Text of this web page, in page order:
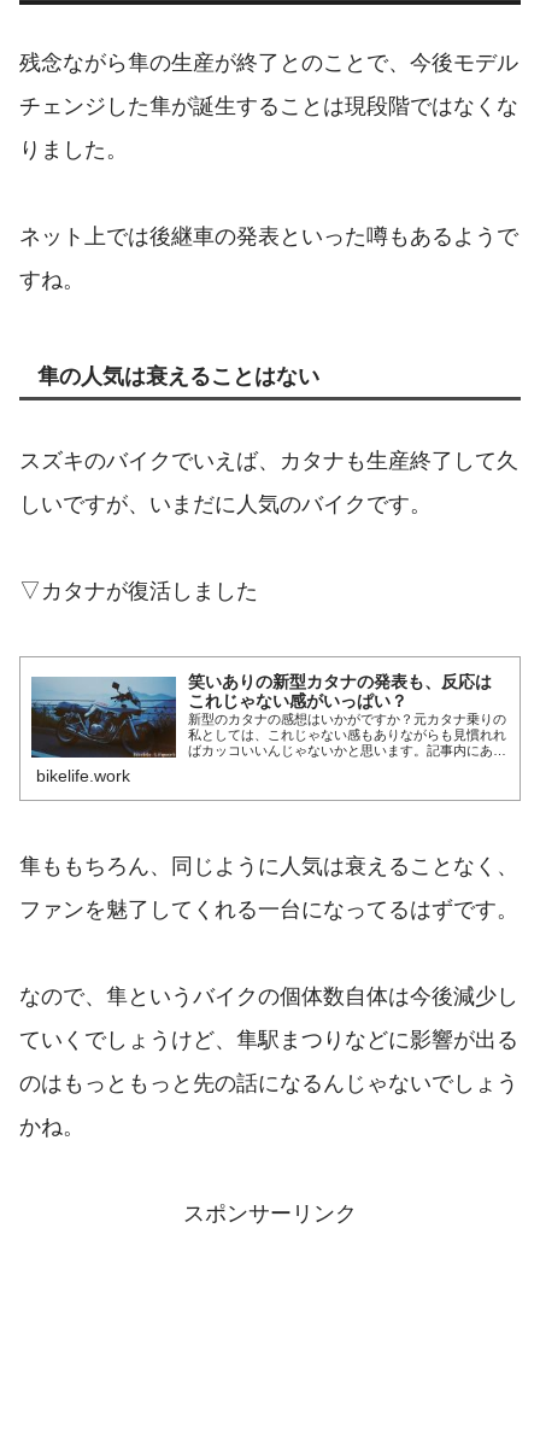
残念ながら隼の生産が終了とのことで、今後モデル
チェンジした隼が誕生することは現段階ではなくな
りました。
ネット上では後継車の発表といった噂もあるようで
すね。
隼の人気は衰えることはない
スズキのバイクでいえば、カタナも生産終了して久
しいですが、いまだに人気のバイクです。
▽カタナが復活しました
笑いありの新型カタナの発表も、反応は
これじゃない感がいっぱい？
新型のカタナの感想はいかがですか？元カタナ乗りの
私としては、これじゃない感もありながらも見慣れれ
ばカッコいいんじゃないかと思います。記事内にある
bikelife.work
隼ももちろん、同じように人気は衰えることなく、
ファンを魅了してくれる一台になってるはずです。
なので、隼というバイクの個体数自体は今後減少し
ていくでしょうけど、隼駅まつりなどに影響が出る
のはもっともっと先の話になるんじゃないでしょう
かね。
スポンサーリンク